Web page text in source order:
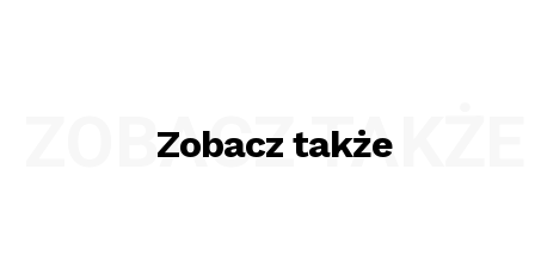
Zobacz także
ZOBACZ TAKŻE